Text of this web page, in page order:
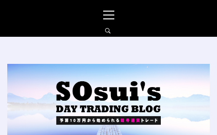
イ
ン
ュ
ー
SO_SUIの仮想通貨FXブ
ログ